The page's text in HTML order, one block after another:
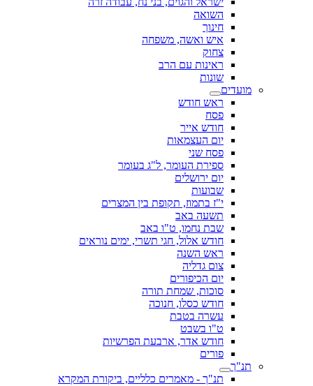
השואה
חינוך
איש ואשה, משפחה
צחוק
ראינות עם הרב
שונות
מועדים
ראש חודש
פסח
חודש אייר
יום העצמאות
פסח שני
ספירת העומר, ל"ג בעומר
יום ירושלים
שבועות
י"ז בתמוז, תקופת בין המצרים
תשעה באב
שבת נחמו, ט"ו באב
חודש אלול, חגי תשרי, ימים נוראים
ראש השנה
צום גדליה
יום הכיפורים
סוכות, שמחת תורה
חודש כסלו, חנוכה
עשרה בטבת
ט"ו בשבט
חודש אדר, ארבעת הפרשיות
פורים
תנ"ך
תנ"ך - מאמרים כלליים, ביקורת המקרא